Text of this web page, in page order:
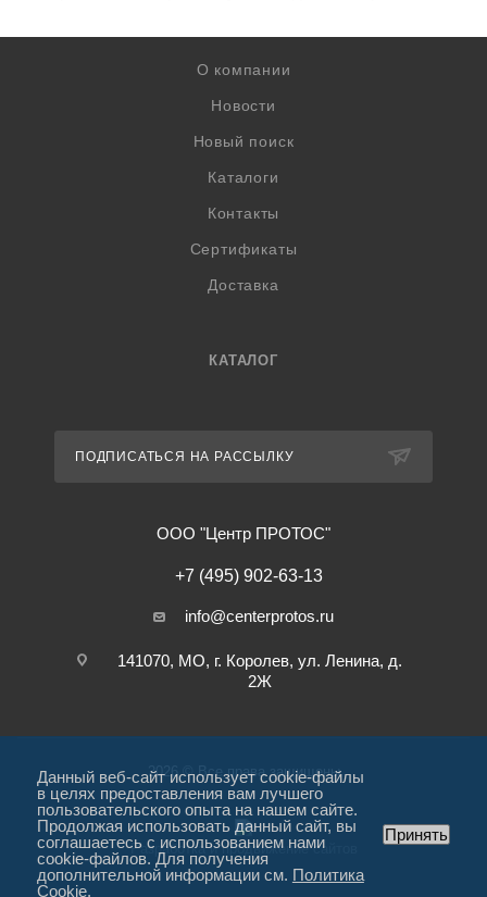
О компании
Новости
Новый поиск
Каталоги
Контакты
Сертификаты
Доставка
КАТАЛОГ
ПОДПИСАТЬСЯ НА РАССЫЛКУ
ООО "Центр ПРОТОС"
+7 (495) 902-63-13
info@centerprotos.ru
141070, МО, г. Королев, ул. Ленина, д.
2Ж
2026 © Все права защищены
Разработка и продвижение сайтов
Данный веб-сайт использует cookie-файлы
в целях предоставления вам лучшего
пользовательского опыта на нашем сайте.
Продолжая использовать данный сайт, вы
соглашаетесь с использованием нами
cookie-файлов. Для получения
дополнительной информации см. Политика
Cookie.
Принять